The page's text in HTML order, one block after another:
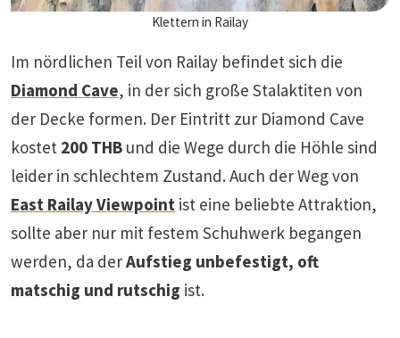
Klettern in Railay
Im nördlichen Teil von Railay befindet sich die
Diamond Cave, in der sich große Stalaktiten von
der Decke formen. Der Eintritt zur Diamond Cave
kostet 200 THB und die Wege durch die Höhle sind
leider in schlechtem Zustand. Auch der Weg von
East Railay Viewpoint ist eine beliebte Attraktion,
sollte aber nur mit festem Schuhwerk begangen
werden, da derAufstieg unbefestigt, oft
matschig und rutschig ist.